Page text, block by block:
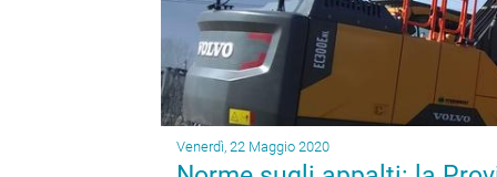
Venerdì, 22 Maggio 2020